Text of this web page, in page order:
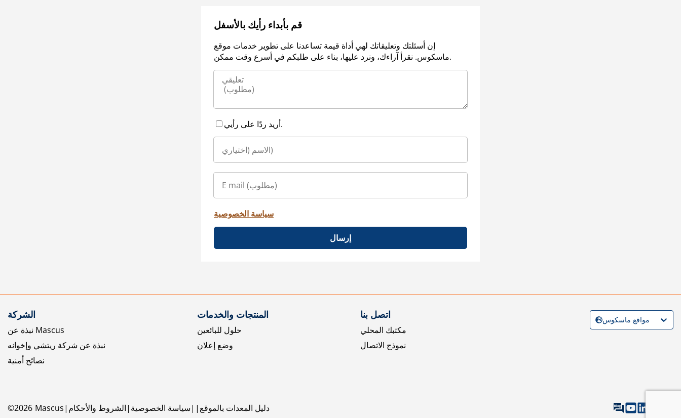
قم بأبداء رأيك بالأسفل
إن أسئلتك وتعليقاتك لهي أداة قيمة تساعدنا على تطوير خدمات موقع
ماسكوس. نقرأ آراءك، ونرد عليها، بناء على طلبكم في أسرع وقت ممكن.
أريد ردًا على رأيي.
سياسة الخصوصية
إرسال
الشركة
نبذة عن Mascus
نبذة عن شركة ريتشي وإخوانه
نصائح أمنية
المنتجات والخدمات
حلول للبائعين
وضع إعلان
اتصل بنا
مكتبك المحلي
نموذج الاتصال
©2026 Mascus الشروط والأحكام سياسة الخصوصية دليل المعدات بالموقع
مواقع ماسكوس